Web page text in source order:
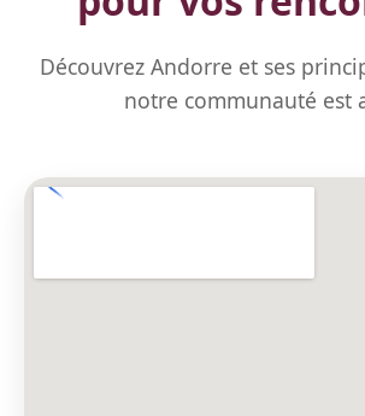
Découvrez Andorre et ses
notre communauté est